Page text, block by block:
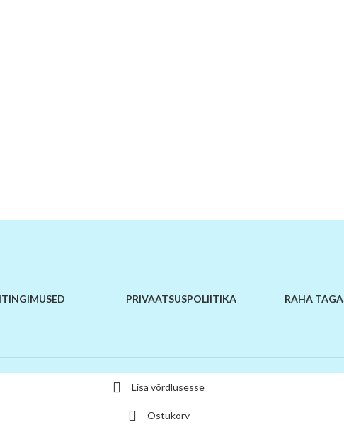
PRIVAATSUSPOLIITIKA RAHA
Lisa võrdlusesse
Ostukorv